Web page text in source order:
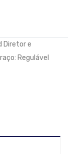
Diretor e
Regulável